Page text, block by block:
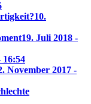
10.
19. Juli 2018 -
16:54
November 2017 -